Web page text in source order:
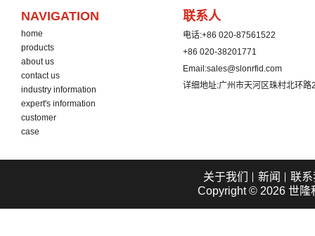
NAVIGATION
home
products
about us
contact us
industry information
expert's information
customer
case
联系人
电话:+86 020-87561522
+86 020-38201771
Email:sales@slonrfid.com
详细地址:广州市天河区珠村北环
关于我们 新闻
联
Copyright © 2026 世隆